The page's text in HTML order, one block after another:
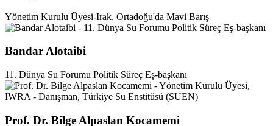
Yönetim Kurulu Üyesi-Irak, Ortadoğu'da Mavi Barış
Bandar Alotaibi
11. Dünya Su Forumu Politik Süreç Eş-başkanı
Prof. Dr. Bilge Alpaslan Kocamemi